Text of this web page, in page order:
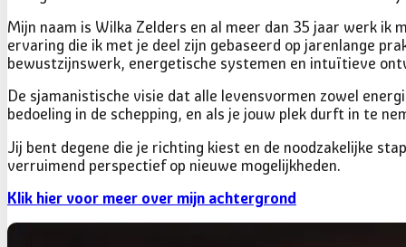
Mijn naam is Wilka Zelders en al meer dan 35 jaar werk ik
ervaring die ik met je deel zijn gebaseerd op jarenlange
bewustzijnswerk, energetische systemen en intuïtieve
De sjamanistische visie dat alle levensvormen zowel
bedoeling in de schepping, en als je jouw plek durft in te
Jij bent degene die je richting kiest en de noodzakelijke
verruimend perspectief op nieuwe mogelijkheden.
Klik hier voor meer over mijn achtergrond